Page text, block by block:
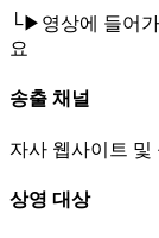
└▶영상에 들어
요
송출 채널
자사 웹사이트 및
상영 대상